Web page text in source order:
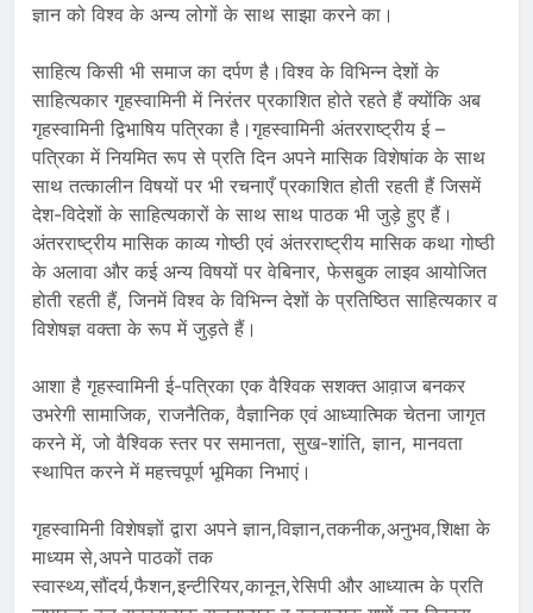
ज्ञान को विश्व के अन्य लोगों के साथ साझा करने का।
साहित्य किसी भी समाज का दर्पण है।विश्व के विभिन्न देशों के
साहित्यकार गृहस्वामिनी में निरंतर प्रकाशित होते रहते हैं क्योंकि अब
गृहस्वामिनी द्विभाषिय पत्रिका है।गृहस्वामिनी अंतरराष्ट्रीय ई –
पत्रिका में नियमित रूप से प्रति दिन अपने मासिक विशेषांक के साथ
साथ तत्कालीन विषयों पर भी रचनाएँ प्रकाशित होती रहती हैं जिसमें
देश-विदेशों के साहित्यकारों के साथ साथ पाठक भी जुड़े हुए हैं।
अंतरराष्ट्रीय मासिक काव्य गोष्ठी एवं अंतरराष्ट्रीय मासिक कथा गोष्ठी
के अलावा और कई अन्य विषयों पर वेबिनार, फेसबुक लाइव आयोजित
होती रहती हैं, जिनमें विश्व के विभिन्न देशों के प्रतिष्ठित साहित्यकार व
विशेषज्ञ वक्ता के रूप में जुड़ते हैं।
आशा है गृहस्वामिनी ई-पत्रिका एक वैश्विक सशक्त आव़ाज बनकर
उभरेगी सामाजिक, राजनैतिक, वैज्ञानिक एवं आध्यात्मिक चेतना जागृत
करने में, जो वैश्विक स्तर पर समानता, सुख-शांति, ज्ञान, मानवता
स्थापित करने में महत्त्वपूर्ण भूमिका निभाएं।
गृहस्वामिनी विशेषज्ञों द्वारा अपने ज्ञान,विज्ञान,तकनीक,अनुभव,शिक्षा के
माध्यम से,अपने पाठकों तक
स्वास्थ्य,सौंदर्य,फैशन,इन्टीरियर,कानून,रेसिपी और आध्यात्म के प्रति